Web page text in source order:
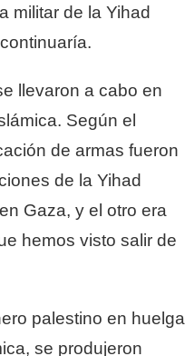
militar de la Yihad
llevaron a cabo en
Según el
de armas fueron
de la Yihad
Gaza, y el otro era
hemos visto salir de
palestino en huelga
se produjeron